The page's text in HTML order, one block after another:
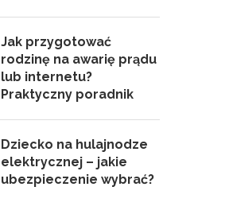
Jak przygotować
rodzinę na awarię prądu
lub internetu?
Praktyczny poradnik
Dziecko na hulajnodze
elektrycznej – jakie
ubezpieczenie wybrać?